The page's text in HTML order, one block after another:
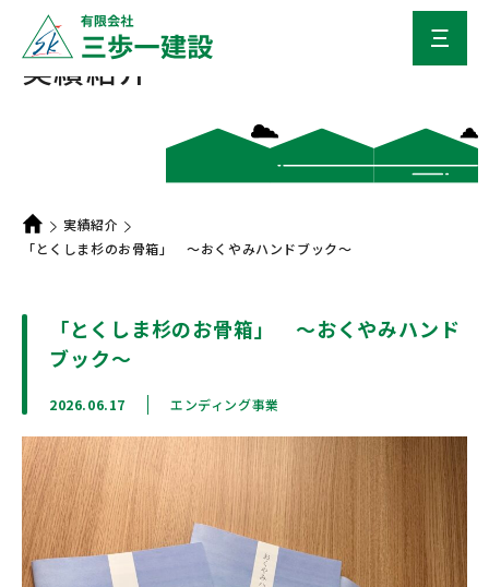
実績紹介
実績紹介
「とくしま杉のお骨箱」 ～おくやみハンドブック～
「とくしま杉のお骨箱」 ～おくやみハンド
ブック～
2026.06.17 エンディング事業